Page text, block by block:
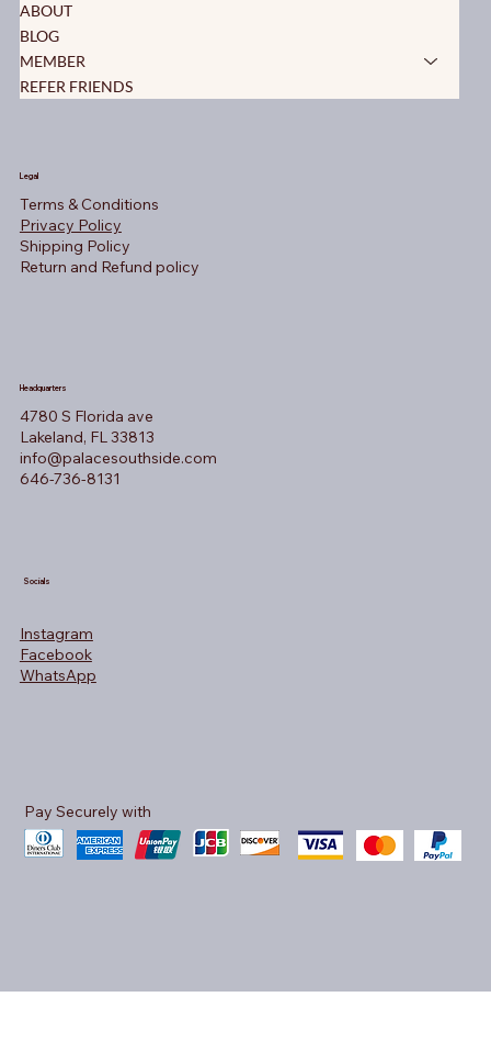
ABOUT
BLOG
MEMBER
REFER FRIENDS
Legal
Terms & Conditions
Privacy Policy
Shipping Policy
Return and Refund policy
Headquarters
4780 S Florida ave
Lakeland, FL 33813
info@palacesouthside.com
646-736-8131
Socials
Instagram
Facebook
WhatsApp
Pay Securely with